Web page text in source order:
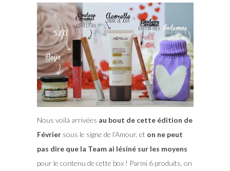
Nous voilà arrivées au bout de cette édition de
Févriersous le signe de l’Amour, et on ne peut
pas dire que la Team ai lésiné sur les moyens
pour le contenu de cette box ! Parmi 6 produits, on